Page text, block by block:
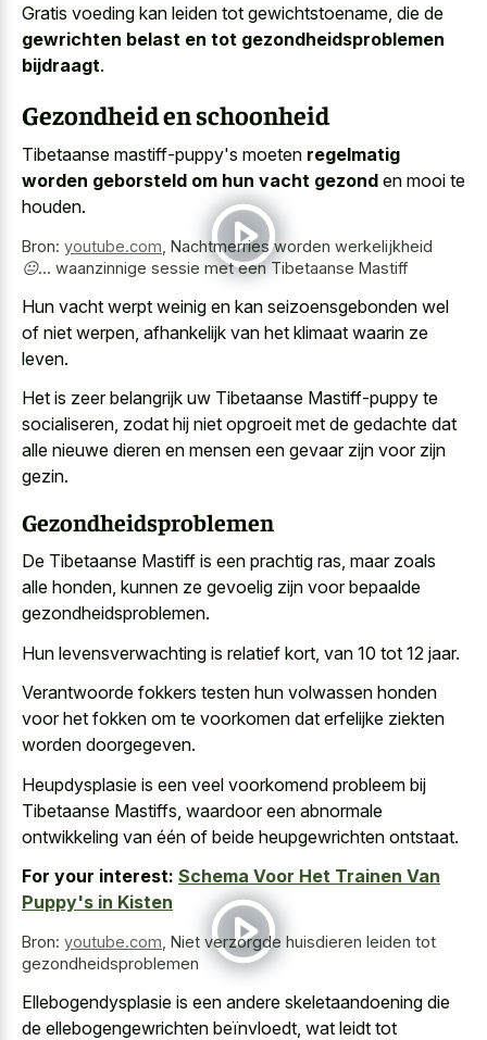
Gratis voeding kan leiden tot gewichtstoename, die de
gewrichten belast en tot gezondheidsproblemen
bijdraagt.
Gezondheid en schoonheid
Tibetaanse mastiff-puppy's moeten regelmatig
worden geborsteld om hun vacht gezond en mooi te
houden.
Bron: youtube.com Nachtmerries worden werkelijkheid
😐... waanzinnige sessie met een Tibetaanse Mastiff
Hun vacht werpt weinig en kan seizoensgebonden wel
of niet werpen, afhankelijk van het klimaat waarin ze
leven.
Het is zeer belangrijk uw Tibetaanse Mastiff-puppy te
socialiseren, zodat hij niet opgroeit met de gedachte dat
alle nieuwe dieren en mensen een gevaar zijn voor zijn
gezin.
Gezondheidsproblemen
De Tibetaanse Mastiff is een prachtig ras, maar zoals
alle honden, kunnen ze gevoelig zijn voor bepaalde
gezondheidsproblemen.
Hun levensverwachting is relatief kort, van 10 tot 12 jaar.
Verantwoorde fokkers testen hun volwassen honden
voor het fokken om te voorkomen dat erfelijke ziekten
worden doorgegeven.
Heupdysplasie is een veel voorkomend probleem bij
Tibetaanse Mastiffs, waardoor een abnormale
ontwikkeling van één of beide heupgewrichten ontstaat.
For your interest: Schema Voor Het Trainen Van
Puppy's in Kisten
Bron: youtube.com Niet verzorgde huisdieren leiden tot
gezondheidsproblemen
Ellebogendysplasie is een andere skeletaandoening die
de ellebogengewrichten beïnvloedt, wat leidt tot